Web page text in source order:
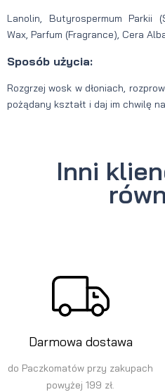
Lanolin, Butyrospermum Parkii
Wax, Parfum (Fragrance), Cera
Sposób użycia:
Rozgrzej wosk w dłoniach,
pożądany kształt i daj im chwilę
Inni
Darmowa dostawa
do Paczkomatów przy zakupach
powyżej 199 zł.